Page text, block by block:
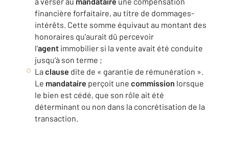
financière forfaitaire, au titre de dommages-
intérêts. Cette somme équivaut au montant des
honoraires qu’aurait dû percevoir
l’agent immobilier si la vente avait été conduite
jusqu’à son terme ;
La clause dite de « garantie de rémunération ».
Le mandataire perçoit une commission lorsque
le bien est cédé, que son rôle ait été
déterminant ou non dans la concrétisation de la
transaction.